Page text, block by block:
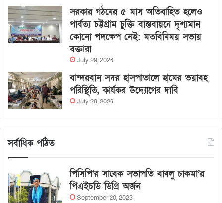
সরকার গঠনের ৫ মাস অতিবাহিত হলেও
পার্বত্য চট্টগ্রাম চুক্তি বাস্তবায়নে দৃশ্যমান
কোনো পদক্ষেপ নেই: মতবিনিময় সভায়
বক্তারা
July 29, 2026
বান্দরবান সদর হাসপাতালে হামের ভয়াবহ
পরিস্থিতি, কার্যকর উদ্যোগের দাবি
July 29, 2026
সর্বাধিক পঠিত
পিসিপি’র সাবেক সভাপতি বাবলু চাকমা’র
পিএইচডি ডিগ্রি অর্জন
September 20, 2023